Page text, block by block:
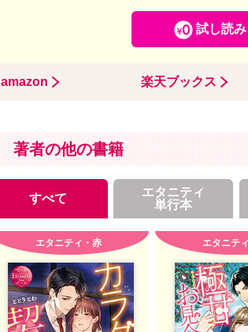
試し読み
amazon 楽天ブックス
著者の他の書籍
すべて
エタニティ
単行本
エタニティ・赤 エタニテ